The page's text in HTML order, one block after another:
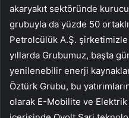
akaryakıt sektöründe
grubuyla da yüzde 50
Petrolcülük A.Ş.
yıllarda Grubumuz, başta
yenilenebilir enerji
Öztürk Grubu, bu
olarak E-Mobilite ve Elektrik